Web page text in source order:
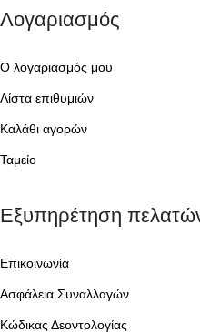
Λογαριασμός
Ο λογαριασμός μου
Λίστα επιθυμιών
Καλάθι αγορών
Ταμείο
Εξυπηρέτηση
Επικοινωνία
Ασφάλεια Συναλλαγών
Κώδικας Δεοντολογίας